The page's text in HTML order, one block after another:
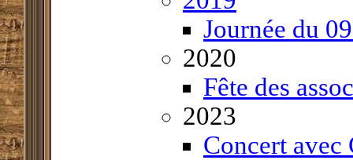
Journée du
2020
Fête des
2023
Concert avec